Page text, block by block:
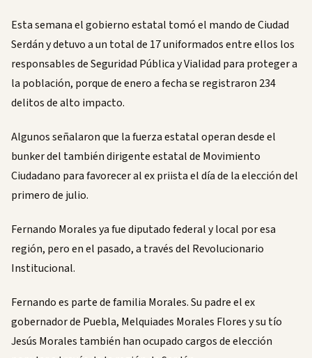
Esta semana el gobierno estatal tomó el mando de Ciudad
Serdán y detuvo a un total de 17 uniformados entre ellos los
responsables de Seguridad Pública y Vialidad para proteger a
la población, porque de enero a fecha se registraron 234
delitos de alto impacto.
Algunos señalaron que la fuerza estatal operan desde el
bunker del también dirigente estatal de Movimiento
Ciudadano para favorecer al ex priista el día de la elección del
primero de julio.
Fernando Morales ya fue diputado federal y local por esa
región, pero en el pasado, a través del Revolucionario
Institucional.
Fernando es parte de familia Morales. Su padre el ex
gobernador de Puebla, Melquiades Morales Flores y su tío
Jesús Morales también han ocupado cargos de elección